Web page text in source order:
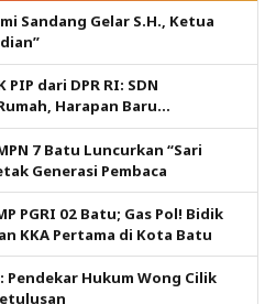
Sandang Gelar S.H., Ketua
dari DPR RI: SDN
Harapan Baru
7 Batu Luncurkan “Sari
Generasi Pembaca
PGRI 02 Batu; Gas Pol! Bidik
KKA Pertama di Kota Batu
Pendekar Hukum Wong Cilik